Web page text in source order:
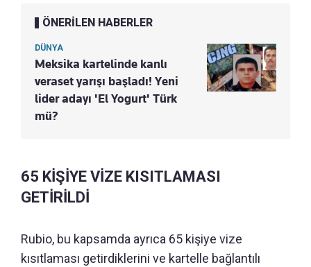
ÖNERİLEN HABERLER
DÜNYA
Meksika kartelinde kanlı
veraset yarışı başladı! Yeni
lider adayı 'El Yogurt' Türk
mü?
65 KİŞİYE VİZE KISITLAMASI
GETİRİLDİ
Rubio, bu kapsamda ayrıca 65 kişiye vize
kısıtlaması getirdiklerini ve kartelle bağlantılı